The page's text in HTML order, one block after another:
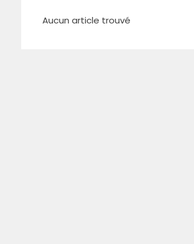
Aucun article trouvé